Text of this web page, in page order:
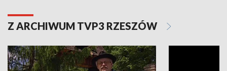
Z ARCHIWUM TVP3 RZESZÓW